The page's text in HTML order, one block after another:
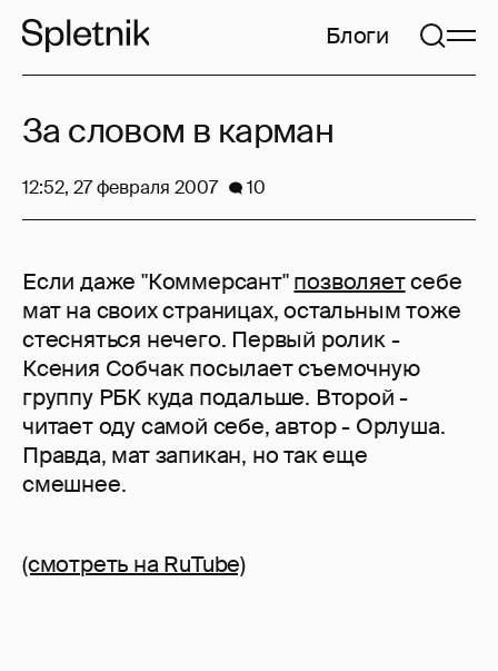
Блоги
Если даже "Коммерсант"позволяетсебе
мат на своих страницах, остальным тоже
стесняться нечего. Первый ролик -
Ксения Собчак посылает съемочную
группу РБК куда подальше. Второй -
читает оду самой себе, автор - Орлуша.
Правда, мат запикан, но так еще
смешнее.
(смотреть на RuTube)
За словом в карман
12:52, 27 февраля 2007 10